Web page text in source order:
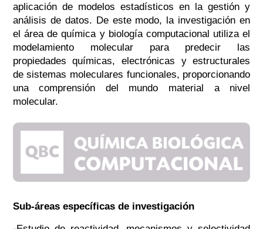
aplicación de modelos estadísticos en la gestión y
análisis de datos. De este modo, la investigación en
el área de química y biología computacional utiliza el
modelamiento molecular para predecir las
propiedades químicas, electrónicas y estructurales
de sistemas moleculares funcionales, proporcionando
una comprensión del mundo material a nivel
molecular.
Sub-áreas específicas de investigación